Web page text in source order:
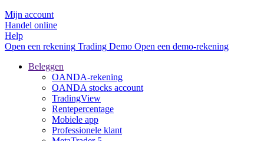
Mijn account
Handel online
Help
Open een rekening Trading Demo Open een demo-rekening
Beleggen
OANDA-rekening
OANDA stocks account
TradingView
Rentepercentage
Mobiele app
Professionele klant